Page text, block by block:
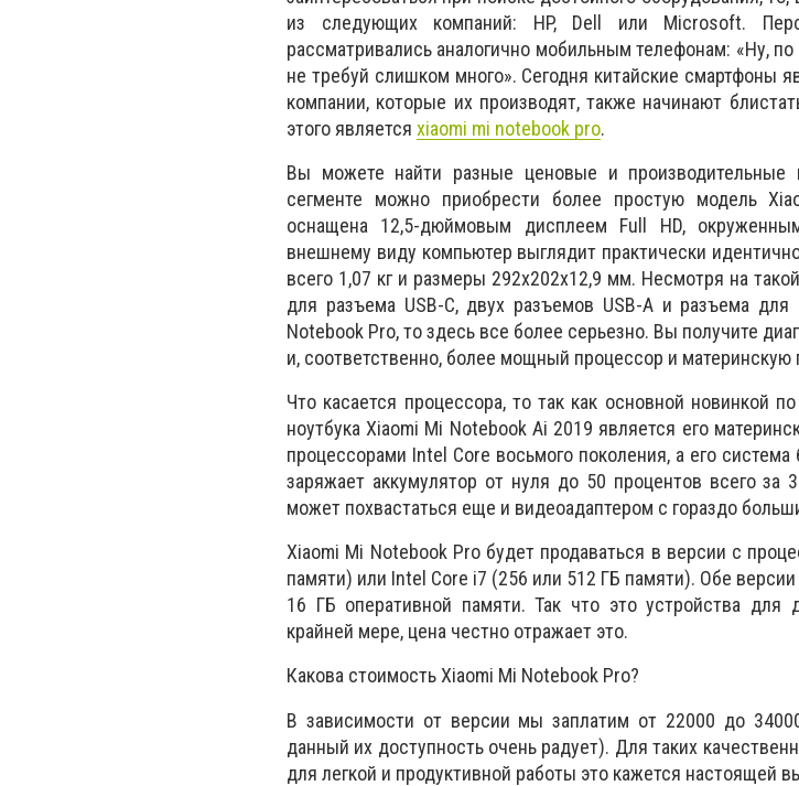
из следующих компаний: HP, Dell или Microsoft.
рассматривались аналогично мобильным телефонам: «Ну,
не требуй слишком много». Сегодня китайские смартфоны
компании, которые их производят, также начинают
этого является xiaomi mi notebook pro.
Вы можете найти разные ценовые и
сегменте можно приобрести более простую модель
оснащена 12,5-дюймовым дисплеем Full HD,
внешнему виду компьютер выглядит практически
всего 1,07 кг и размеры 292х202х12,9 мм. Несмотря на
для разъема USB-C, двух разъемов USB-A и разъема
Notebook Pro, то здесь все более серьезно. Вы получите
и, соответственно, более мощный процессор и материнскую
Что касается процессора, то так как основной новинкой
ноутбука Xiaomi Mi Notebook Ai 2019 является его
процессорами Intel Core восьмого поколения, а его
заряжает аккумулятор от нуля до 50 процентов всего за
может похвастаться еще и видеоадаптером с гораздо
Xiaomi Mi Notebook Pro будет продаваться в версии с
памяти) или Intel Core i7 (256 или 512 ГБ памяти). Обе версии
16 ГБ оперативной памяти. Так что это устройства для
крайней мере, цена честно отражает это.
Какова стоимость Xiaomi Mi Notebook Pro?
В зависимости от версии мы заплатим от 22000 до
данный их доступность очень радует). Для таких
для легкой и продуктивной работы это кажется настоящей